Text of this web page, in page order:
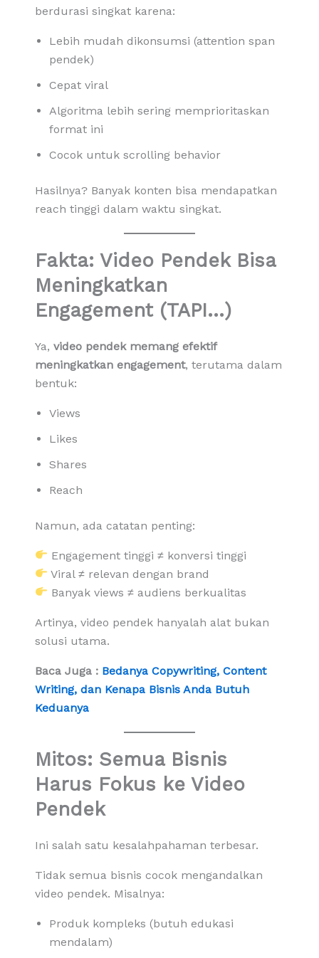
berdurasi singkat karena:
Lebih mudah dikonsumsi (attention span
pendek)
Cepat viral
Algoritma lebih sering memprioritaskan
format ini
Cocok untuk scrolling behavior
Hasilnya? Banyak konten bisa mendapatkan
reach tinggi dalam waktu singkat.
Fakta: Video Pendek Bisa
Meningkatkan
Engagement (TAPI…)
Ya, video pendek memang efektif
meningkatkan engagement, terutama dalam
bentuk:
Views
Likes
Shares
Reach
Namun, ada catatan penting:
Engagement tinggi ≠ konversi tinggi
Viral ≠ relevan dengan brand
Banyak views ≠ audiens berkualitas
Artinya, video pendek hanyalah alat bukan
solusi utama.
Baca Juga : Bedanya Copywriting, Content
Writing, dan Kenapa Bisnis Anda Butuh
Keduanya
Mitos: Semua Bisnis
Harus Fokus ke Video
Pendek
Ini salah satu kesalahpahaman terbesar.
Tidak semua bisnis cocok mengandalkan
video pendek. Misalnya:
Produk kompleks (butuh edukasi
mendalam)